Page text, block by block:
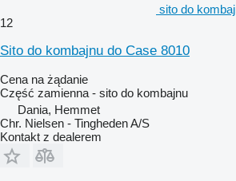
sito do
12
Sito do kombajnu do Case 8010
Cena na żądanie
Część zamienna - sito do kombajnu
Dania, Hemmet
Chr. Nielsen - Tingheden A/S
Kontakt z dealerem